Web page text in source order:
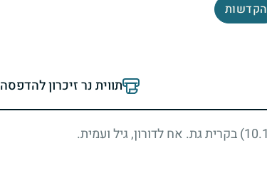
הקדשות
תווית נר זיכרון להדפסה
בקרית גת. אח לדורון, גיל ועמית.